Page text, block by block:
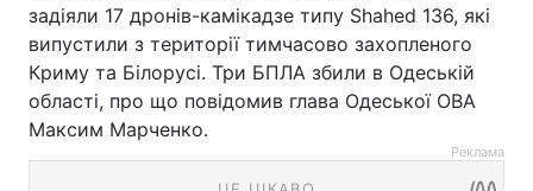
задіяли 17 дронів-камікадзе типу Shahed 136, які
випустили з території тимчасово захопленого
Криму та Білорусі. Три БПЛА збили в Одеській
області, про що повідомив глава Одеської ОВА
Максим Марченко.
Реклама